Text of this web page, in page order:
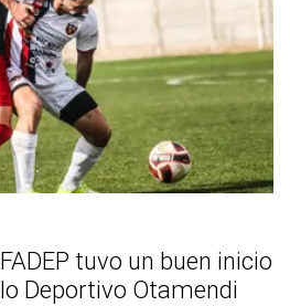
tuvo un buen inicio
Deportivo Otamendi